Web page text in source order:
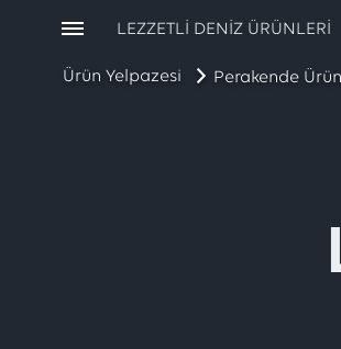
Ürün Yelpazesi Perakende
LEZZETLI DENIZ ÜRÜNLERI